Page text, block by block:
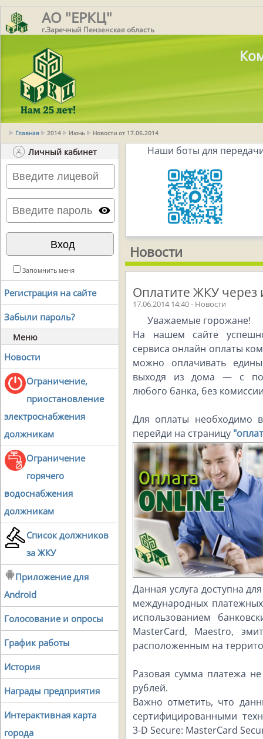
АО "ЕРКЦ"
г.Заречный Пензенская область
Главная 2014 Июнь Новости от 17.06.2014
Личный кабинет
Запомнить меня
Регистрация на сайте
Забыли пароль?
Меню
Новости
Ограничение,
приостановление
электроснабжения
должникам
Ограничение
горячего
водоснабжения
должникам
Список должников
за ЖКУ
Приложение для
Android
Голосование и опросы
График работы
История
Награды предприятия
Интерактивная карта
города
Наши боты для
Новости
Оплатите ЖКУ через
17.06.2014 14:40 - Новости
Уважаемые горожане!
На нашем сайте
сервиса онлайн оплаты
можно оплачивать
выходя из дома — с
любого банка, без
Для оплаты необходимо
перейди на страницу
Данная услуга доступна
международных
использованием
MasterCard, Maestro,
расположенным на
Разовая сумма платежа
рублей.
Важно отметить, что
сертифицированными
3-D Secure: MasterCard